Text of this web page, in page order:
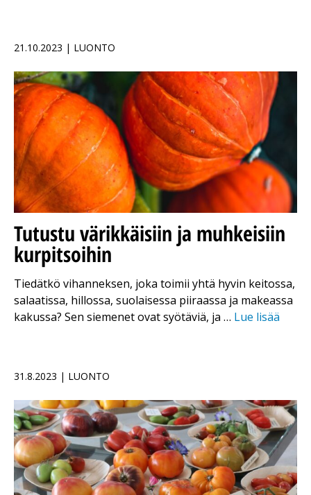
21.10.2023 | LUONTO
Tutustu värikkäisiin ja muhkeisiin
kurpitsoihin
Tiedätkö vihanneksen, joka toimii yhtä hyvin keitossa,
salaatissa, hillossa, suolaisessa piiraassa ja makeassa
kakussa? Sen siemenet ovat syötäviä, ja … Lue lisää
31.8.2023 | LUONTO